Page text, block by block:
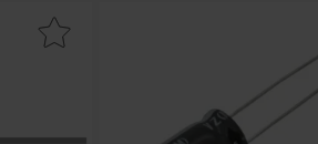
0.25W 100kohm (100k) som favorit
Makera elektrolytkondensator